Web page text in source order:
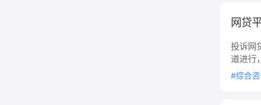
空置费
违约金
王女士
在合同
排。现
密行政
会等社
企业可
关、单
网贷
投诉网
道进行
一、银
#综合